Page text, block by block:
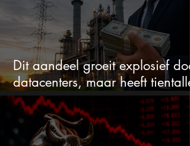
Dit aandeel groeit explosief
datacenters, maar heeft
miljarden nodig